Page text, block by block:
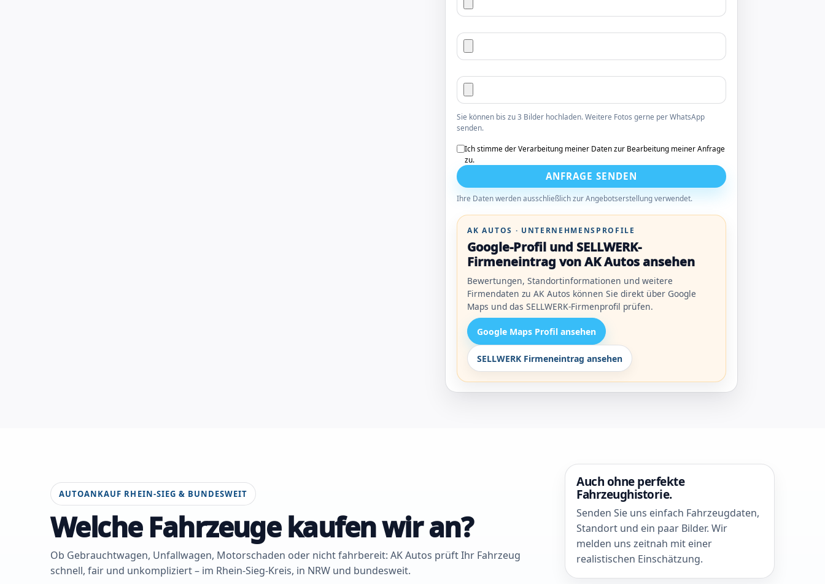
Sie können bis zu 3 Bilder hochladen. Weitere Fotos gerne per WhatsApp
senden.
Ich stimme der Verarbeitung meiner Daten zur Bearbeitung meiner Anfrage
zu.
ANFRAGE SENDEN
Ihre Daten werden ausschließlich zur Angebotserstellung verwendet.
AK AUTOS · UNTERNEHMENSPROFILE
Google-Profil und SELLWERK-
Firmeneintrag von AK Autos ansehen
Bewertungen, Standortinformationen und weitere
Firmendaten zu AK Autos können Sie direkt über Google
Maps und das SELLWERK-Firmenprofil prüfen.
Google Maps Profil ansehen
SELLWERK Firmeneintrag ansehen
AUTOANKAUF RHEIN-SIEG & BUNDESWEIT
Welche Fahrzeuge kaufen wir an?
Ob Gebrauchtwagen, Unfallwagen, Motorschaden oder nicht fahrbereit: AK Autos prüft Ihr Fahrzeug
schnell, fair und unkompliziert – im Rhein-Sieg-Kreis, in NRW und bundesweit.
Auch ohne perfekte
Fahrzeughistorie.
Senden Sie uns einfach Fahrzeugdaten,
Standort und ein paar Bilder. Wir
melden uns zeitnah mit einer
realistischen Einschätzung.